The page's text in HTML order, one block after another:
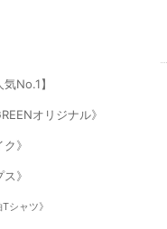
気No.1】
オリジナル》
》
》
Tシャツ》